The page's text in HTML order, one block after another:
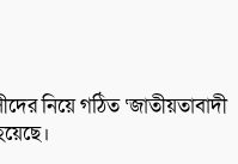
নিয়ে গঠিত ‘জাতীয়তাবাদী